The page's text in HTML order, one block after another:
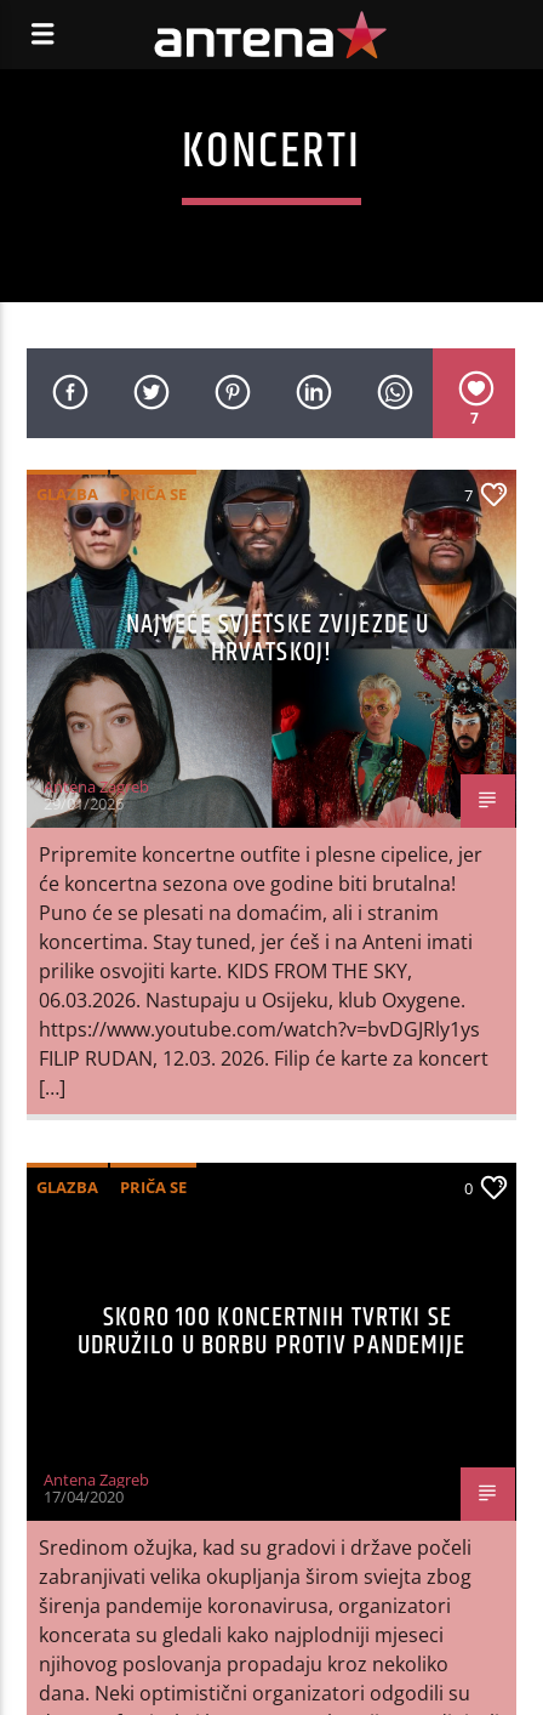
KONCERTI
7
GLAZBA PRIČA SE 7
NAJVEĆE SVJETSKE ZVIJEZDE U
HRVATSKOJ!
Antena Zagreb
29/01/2026
Pripremite koncertne outfite i plesne cipelice, jer
će koncertna sezona ove godine biti brutalna!
Puno će se plesati na domaćim, ali i stranim
koncertima. Stay tuned, jer ćeš i na Anteni imati
prilike osvojiti karte. KIDS FROM THE SKY,
06.03.2026. Nastupaju u Osijeku, klub Oxygene.
https://www.youtube.com/watch?v=bvDGJRly1ys
FILIP RUDAN, 12.03. 2026. Filip će karte za koncert
[…]
GLAZBA PRIČA SE 0
SKORO 100 KONCERTNIH TVRTKI SE
UDRUŽILO U BORBU PROTIV PANDEMIJE
Antena Zagreb
17/04/2020
Sredinom ožujka, kad su gradovi i države počeli
zabranjivati ​​velika okupljanja širom sviejta zbog
širenja pandemije koronavirusa, organizatori
koncerata su gledali kako najplodniji mjeseci
njihovog poslovanja propadaju kroz nekoliko
dana. Neki optimistični organizatori odgodili su